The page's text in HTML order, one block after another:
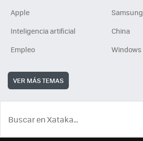
Apple
Samsung
Inteligencia artificial
China
Empleo
Windows
VER MÁS TEMAS